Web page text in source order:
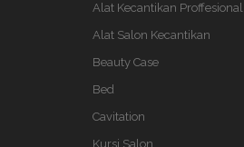
Alat Kecantikan Proffesional
Alat Salon Kecantikan
Beauty Case
Bed
Cavitation
Kursi Salon